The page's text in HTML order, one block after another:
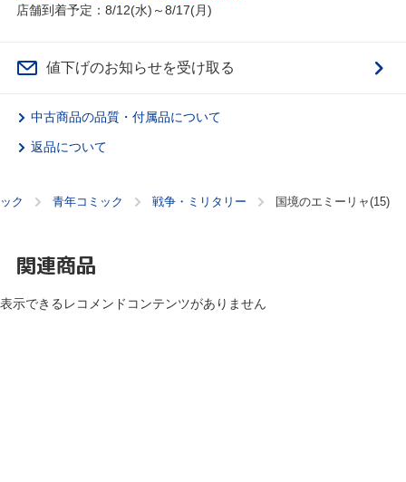
店舗到着予定：8/12(水)～8/17(月)
値下げのお知らせを受け取る
中古商品の品質・付属品について
返品について
ク 青年コミック 戦争・ミリタリー 国境のエミーリャ(15)
関連商品
表示できるレコメンドコンテンツがありません